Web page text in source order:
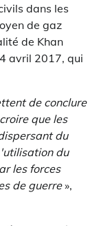
dans les
de gaz
de Khan
avril 2017, qui
de conclure
que les
du
du
les forces
de guerre»,